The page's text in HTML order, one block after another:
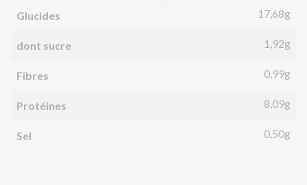
Glucides 17,68g
dont sucre 1,92g
Fibres 0,99g
Protéines 8,09g
Sel 0,50g